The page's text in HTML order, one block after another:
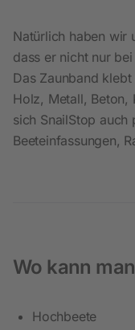
Natürlich haben wir
dass er nicht nur
Das Zaunband
Holz, Metall, Beton,
sich SnailStop
Beeteinfassungen,
Wo kann
Hochbeete